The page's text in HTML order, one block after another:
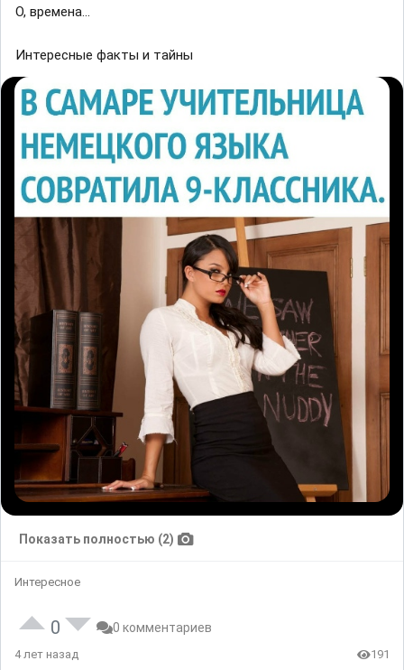
О, времена...
Интересные факты и тайны
Показать полностью (2)
Интересное
0 0 комментариев
4 лет назад 191